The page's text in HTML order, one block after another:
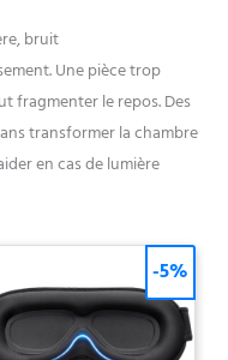
bruit
Une pièce trop
fragmenter le repos. Des
transformer la chambre
en cas de lumière
-5%